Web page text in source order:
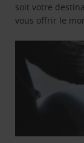
soit votre
vous offrir le